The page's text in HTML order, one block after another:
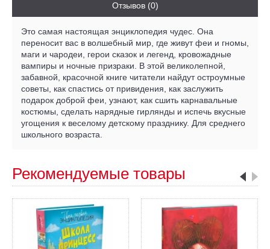
Отзывов (0)
Это самая настоящая энциклопедия чудес. Она
переносит вас в волшебный мир, где живут феи и гномы,
маги и чародеи, герои сказок и легенд, кровожадные
вампиры и ночные призраки. В этой великолепной,
забавной, красочной книге читатели найдут остроумные
советы, как спастись от привидения, как заслужить
подарок доброй феи, узнают, как сшить карнавальные
костюмы, сделать нарядные гирлянды и испечь вкусные
угощения к веселому детскому празднику. Для среднего
школьного возраста.
Рекомендуемые товары